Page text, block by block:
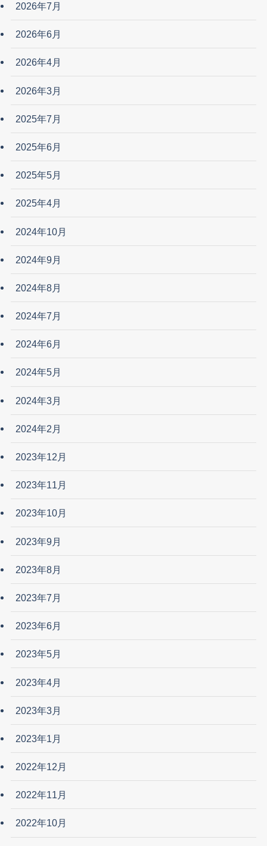
2026年7月
2026年6月
2026年4月
2026年3月
2025年7月
2025年6月
2025年5月
2025年4月
2024年10月
2024年9月
2024年8月
2024年7月
2024年6月
2024年5月
2024年3月
2024年2月
2023年12月
2023年11月
2023年10月
2023年9月
2023年8月
2023年7月
2023年6月
2023年5月
2023年4月
2023年3月
2023年1月
2022年12月
2022年11月
2022年10月